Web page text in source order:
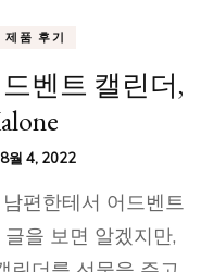
제품 후기
벤트 캘린더,
8월 4, 2022
편한테서 어드벤트
을 보면 알겠지만,